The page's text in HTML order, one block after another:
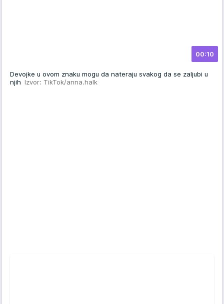
00:10
Devojke u ovom znaku mogu da nateraju svakog da se zaljubi u
njih Izvor: TikTok/anna.halk